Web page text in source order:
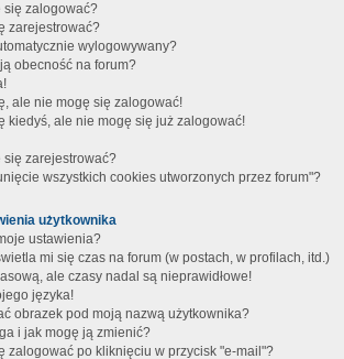
się zalogować?
zarejestrować?
wylogowywany?
obecność na forum?
ale nie mogę się zalogować!
kiedyś, ale nie mogę się już zalogować!
się zarejestrować?
wszystkich cookies utworzonych przez forum"?
użytkownika
ustawienia?
mi się czas na forum (w postach, w profilach, itd.)
ale czasy nadal są nieprawidłowe!
języka!
obrazek pod moją nazwą użytkownika?
i jak mogę ją zmienić?
zalogować po kliknięciu w przycisk "e-mail"?